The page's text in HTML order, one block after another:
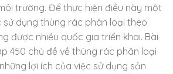
trường. Để thực hiện điều này một
sử dụng thùng rác phân loại theo
được nhiều quốc gia triển khai. Bài
450 chủ đề về thùng rác phân loại
lợi ích của việc sử dụng sản